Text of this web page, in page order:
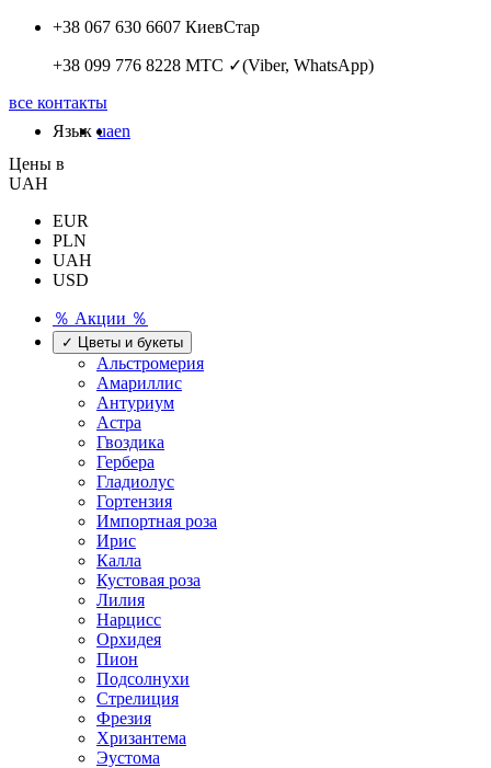
+38 067 630 6607 КиевСтар
+38 099 776 8228 МТС ✓(Viber, WhatsApp)
все контакты
Язык uaen
Цены в
UAH
EUR
PLN
UAH
USD
％ Акции ％
✓ Цветы и букеты
Альстромерия
Амариллис
Антуриум
Астра
Гвоздика
Гербера
Гладиолус
Гортензия
Импортная роза
Ирис
Калла
Кустовая роза
Лилия
Нарцисс
Орхидея
Пион
Подсолнухи
Стрелиция
Фрезия
Хризантема
Эустома